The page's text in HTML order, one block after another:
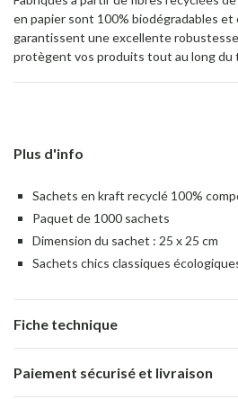
en papier sont 100% biodégradables et
garantissent une excellente
protègent vos produits tout au long du
Plus d'info
Sachets en kraft recyclé 100%
Paquet de 1000 sachets
Dimension du sachet : 25 x 25 cm
Sachets chics classiques
Fiche technique
Paiement sécurisé et livraison